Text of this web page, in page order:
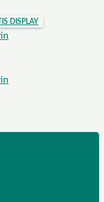
DISPLAY